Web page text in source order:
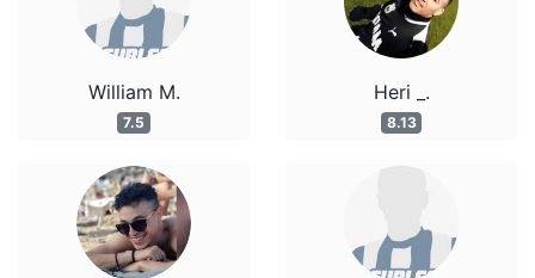
William M.
7.5
Heri _.
8.13